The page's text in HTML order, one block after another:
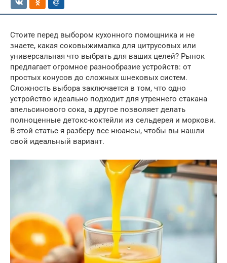
Стоите перед выбором кухонного помощника и не
знаете, какая соковыжималка для цитрусовых или
универсальная что выбрать для ваших целей? Рынок
предлагает огромное разнообразие устройств: от
простых конусов до сложных шнековых систем.
Сложность выбора заключается в том, что одно
устройство идеально подходит для утреннего стакана
апельсинового сока, а другое позволяет делать
полноценные детокс-коктейли из сельдерея и моркови.
В этой статье я разберу все нюансы, чтобы вы нашли
свой идеальный вариант.